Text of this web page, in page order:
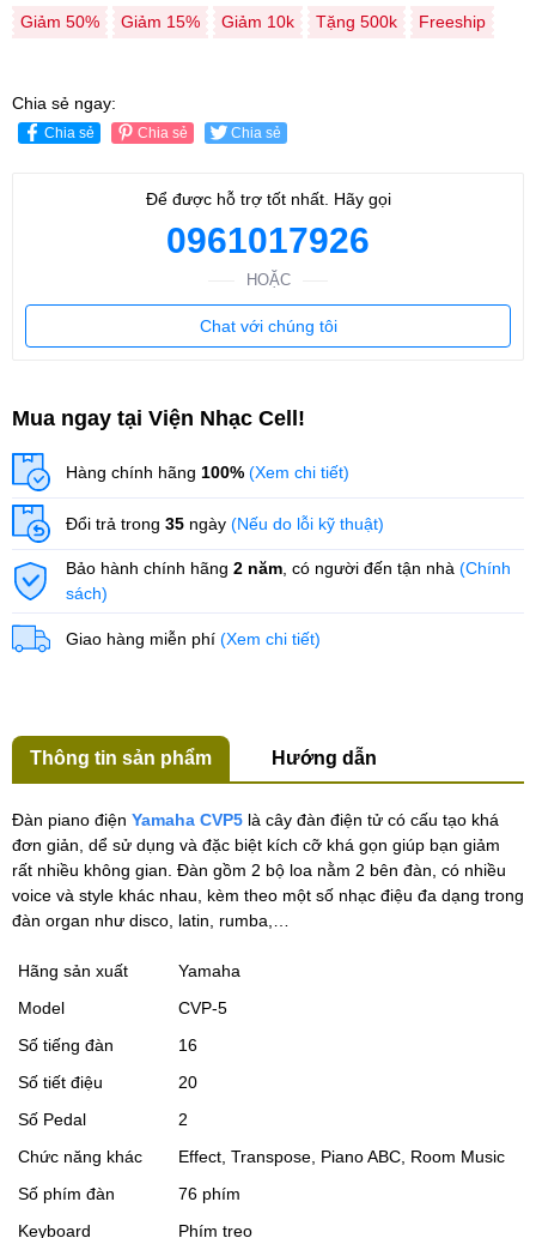
Giảm 50% Giảm 15% Giảm 10k Tặng 500k Freeship
Chia sẻ ngay:
Chia sẻ Chia sẻ Chia sẻ
Để được hỗ trợ tốt nhất. Hãy gọi
0961017926
HOẶC
Chat với chúng tôi
Mua ngay tại Viện Nhạc Cell!
Hàng chính hãng 100% (Xem chi tiết)
Đổi trả trong 35 ngày (Nếu do lỗi kỹ thuật)
Bảo hành chính hãng 2 năm , có người đến tận nhà (Chính
sách)
Giao hàng miễn phí (Xem chi tiết)
Thông tin sản phẩm Hướng dẫn
Đàn piano điện Yamaha CVP5 là cây đàn điện tử có cấu tạo khá
đơn giản, dể sử dụng và đặc biệt kích cỡ khá gọn giúp bạn giảm
rất nhiều không gian. Đàn gồm 2 bộ loa nằm 2 bên đàn, có nhiều
voice và style khác nhau, kèm theo một số nhạc điệu đa dạng trong
đàn organ như disco, latin, rumba,…
Hãng sản xuất
Yamaha
Model
CVP-5
Số tiếng đàn
16
Số tiết điệu
20
Số Pedal
2
Chức năng khác
Effect, Transpose, Piano ABC, Room Music
Số phím đàn
76 phím
Keyboard
Phím treo